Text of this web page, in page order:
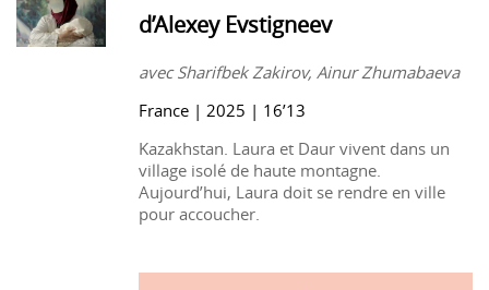
d’Alexey Evstigneev
avec Sharifbek Zakirov, Ainur Zhumabaeva
France | 2025 | 16’13
Kazakhstan. Laura et Daur vivent dans un
village isolé de haute montagne.
Aujourd’hui, Laura doit se rendre en ville
pour accoucher.